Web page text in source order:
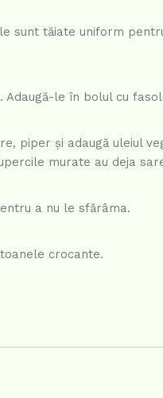
sunt tăiate uniform
Adaugă-le în bolul cu
piper și adaugă uleiul
murate au deja
a nu le sfărâma.
crocante.